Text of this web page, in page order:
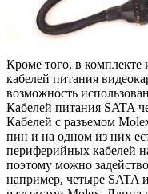
Кроме того, в комплекте
кабелей питания
возможность
Кабелей питания SATA
Кабелей с разъемом
пин и на одном из них
периферийных кабелей
поэтому можно
например, четыре SATA